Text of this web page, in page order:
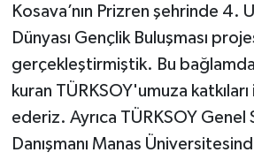
Kosava’nın Prizren şehrinde 4.
Dünyası Gençlik Buluşması
gerçekleştirmiştik. Bu
kuran TÜRKSOY'umuza
ederiz. Ayrıca TÜRKSOY Genel
Danışmanı Manas